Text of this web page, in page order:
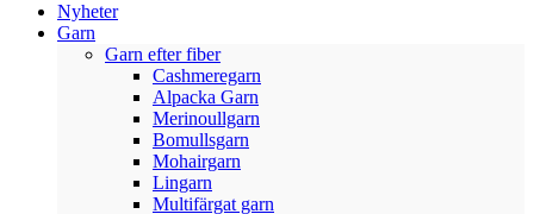
Nyheter
Garn
Garn efter fiber
Cashmeregarn
Alpacka Garn
Merinoullgarn
Bomullsgarn
Mohairgarn
Lingarn
Multifärgat garn